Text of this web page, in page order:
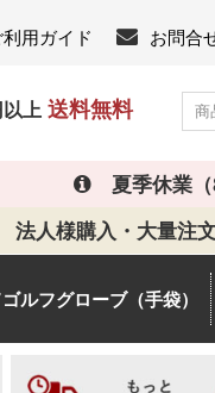
利用ガイド お問合
以上 送料無料
夏季休業
法人様購入・大量注
ルフグローブ（手袋）